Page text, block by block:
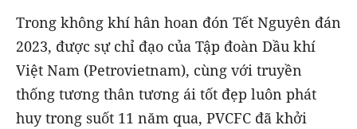
Trong không khí hân hoan đón Tết Nguyên đán
2023, được sự chỉ đạo của Tập đoàn Dầu khí
Việt Nam (Petrovietnam), cùng với truyền
thống tương thân tương ái tốt đẹp luôn phát
huy trong suốt 11 năm qua, PVCFC đã khởi